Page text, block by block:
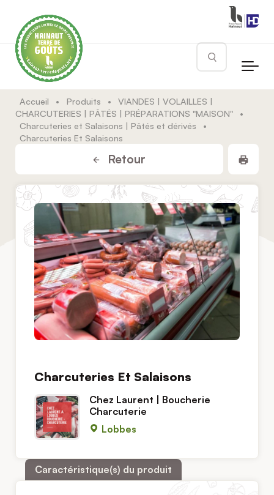
Rechercher
Accueil • Produits •
VIANDES | VOLAILLES |
CHARCUTERIES | PÂTÉS | PRÉPARATIONS "MAISON"
•
Charcuteries et Salaisons | Pâtés et dérivés
•
Charcuteries Et Salaisons
Retour
Charcuteries Et Salaisons
Chez Laurent | Boucherie
Charcuterie
Lobbes
Caractéristique(s) du produit